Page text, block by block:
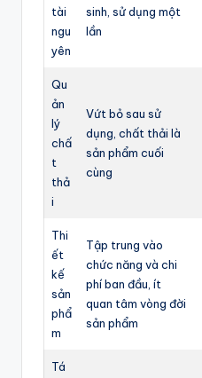
tài
ngu
yên
sinh, sử dụng một
lần
Qu
ản
lý
chấ
t
thả
i
Vứt bỏ sau sử
dụng, chất thải là
sản phẩm cuối
cùng
Thi
ết
kế
sản
phẩ
m
Tập trung vào
chức năng và chi
phí ban đầu, ít
quan tâm vòng đời
sản phẩm
Tá